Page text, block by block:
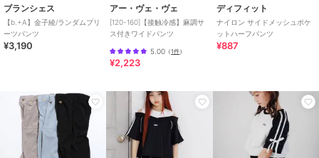
タン3%
商品のお取り扱い方法
特徴
パンツ
ナイロン
チェック柄 /ワイド・
バギー/テーパード
/ カジュアル
その他パンツ
ブランシェス
【b.+A】金子綾/ランダムプリ
ーツパンツ
¥3,190
アー・ヴェ・ヴェ
[120-160]【接触冷感】麻調サ
ス付きワイドパンツ
5.00 （1件）
¥2,223
ディフィット
ナイロン サイドメッシュポケ
ットハーフパンツ
¥887